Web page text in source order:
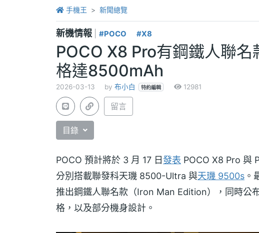
手機王 新聞總覽
新機情報 #POCO #X8
POCO X8 Pro有鋼鐵人聯
格達8500mAh
2026-03-13 by 布小白 特約編輯 12981
留言
目錄
POCO 預計將於 3 月 17 日發表 POCO X8 Pro 與
分別搭載聯發科天璣 8500-Ultra 與天璣 9500s 。
推出鋼鐵人聯名款（Iron Man Edition），同時公
格，以及部分機身設計。